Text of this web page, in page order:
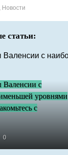
Новости
статьи:
с
уровнями
с
0